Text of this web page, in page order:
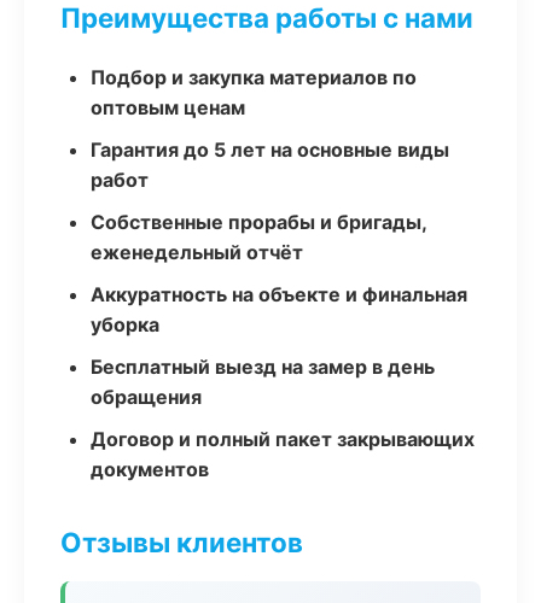
Преимущества работы с нами
Подбор и закупка материалов по
оптовым ценам
Гарантия до 5 лет на основные виды
работ
Собственные прорабы и бригады,
еженедельный отчёт
Аккуратность на объекте и финальная
уборка
Бесплатный выезд на замер в день
обращения
Договор и полный пакет закрывающих
документов
Отзывы клиентов